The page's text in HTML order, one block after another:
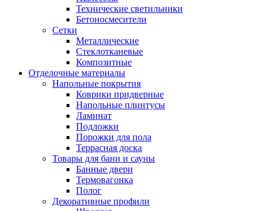
Технические светильники
Бетоносмесители
Сетки
Металлические
Стеклотканевые
Композитные
Отделочные материалы
Напольные покрытия
Коврики придверные
Напольные плинтусы
Ламинат
Подложки
Порожки для пола
Террасная доска
Товары для бани и сауны
Банные двери
Термовагонка
Полог
Декоративные профили